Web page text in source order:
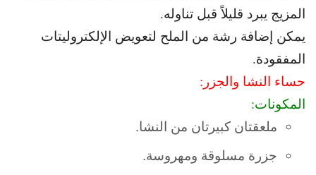
المزيج يبرد قليلاً قبل تناوله.
يمكن إضافة رشة من الملح لتعويض الإلكتروليتات
المفقودة.
حساء النشا والجزر:
المكونات:
ملعقتان كبيرتان من النشا.
جزرة مسلوقة ومهروسة.